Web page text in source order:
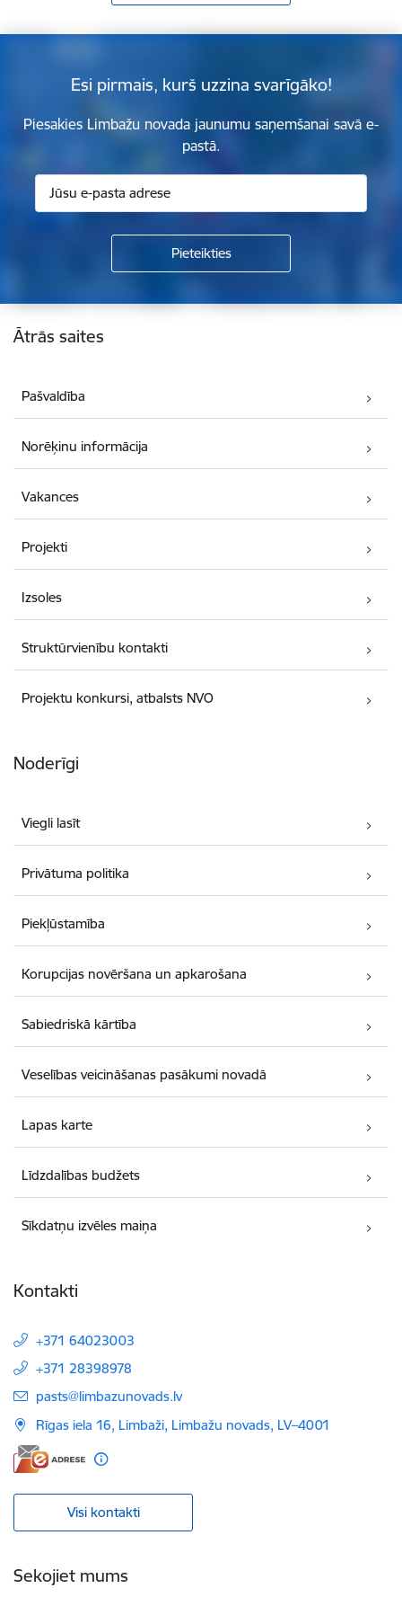
Esi pirmais, kurš uzzina svarīgāko!
Piesakies Limbažu novada jaunumu saņemšanai savā e-
pastā.
Kājene
Ātrās saites
Pašvaldība
Norēķinu informācija
Vakances
Projekti
Izsoles
Struktūrvienību kontakti
Projektu konkursi, atbalsts NVO
Noderīgi
Viegli lasīt
Privātuma politika
Piekļūstamība
Korupcijas novēršana un apkarošana
Sabiedriskā kārtība
Veselības veicināšanas pasākumi novadā
Lapas karte
Līdzdalības budžets
Sīkdatņu izvēles maiņa
Kontakti
+371 64023003
+371 28398978
E-pasts:
pasts@limbazunovads.lv
Rīgas iela 16, Limbaži, Limbažu novads, LV–4001
Visi kontakti
Sekojiet mums